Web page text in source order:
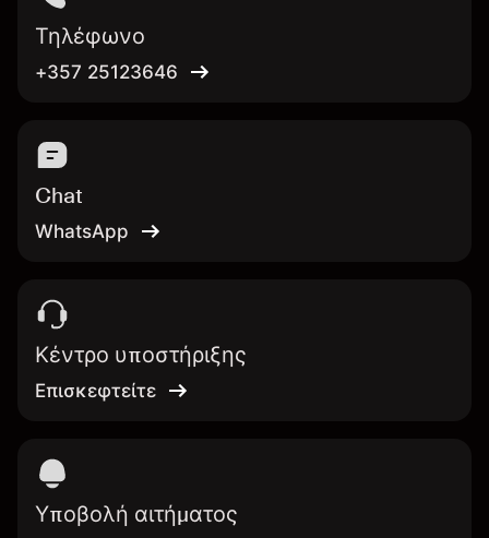
Τηλέφωνο
+357 25123646
Chat
WhatsApp
Κέντρο υποστήριξης
Επισκεφτείτε
Υποβολή αιτήματος